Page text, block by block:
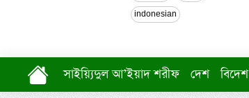
indonesian
সাইয়্যিদুল আ’ইয়াদ শরীফ দেশ বিদেশ